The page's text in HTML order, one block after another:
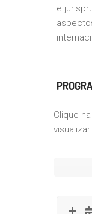
e
Clique